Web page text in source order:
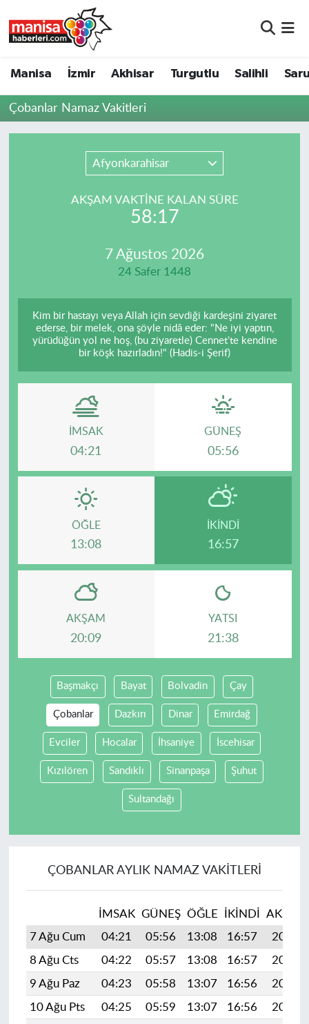
Manisa İzmir Akhisar Turgutlu Salihli
Çobanlar Namaz Vakitleri
Afyonkarahisar
AKŞAM VAKTİNE KALAN SÜRE
58:17
7 Ağustos 2026
24 Safer 1448
Kim bir hastayı veya Allah için sevdiği kardeşini ziyaret
ederse, bir melek, ona şöyle nidâ eder: "Ne iyi yaptın,
yürüdüğün yol ne hoş, (bu ziyaretle) Cennet’te kendine
bir köşk hazırladın!" (Hadis-i Şerif)
İMSAK
04:21
GÜNEŞ
05:56
ÖĞLE
13:08
İKINDI
16:57
AKŞAM
20:09
YATSI
21:38
Başmakçı Bayat Bolvadin Çay
Çobanlar Dazkırı Dinar Emirdağ
Evciler Hocalar İhsaniye İscehisar
Kızılören Sandıklı Sinanpaşa Şuhut
Sultandağı
ÇOBANLAR AYLIK NAMAZ VAKITLERI
İMSAK GÜNEŞ ÖĞLE İKINDI
AKŞAM
7 Ağu Cum
04:21 05:56 13:08 16:57
20:09
8 Ağu Cts
04:22 05:57 13:08 16:57
20:08
9 Ağu Paz
04:23 05:58 13:07 16:56
20:07
10 Ağu Pts
04:25 05:59 13:07 16:56
20:06
Akhisar
Resmi İlanlar
Manisa Nöbetçi Eczaneler
Manisa Namaz Vakitleri
Manisa Trafik Yoğunluk Haritası
Süper Lig Puan Durumu ve Fikstür
Son Dakika Haberleri
Haber Arşivi